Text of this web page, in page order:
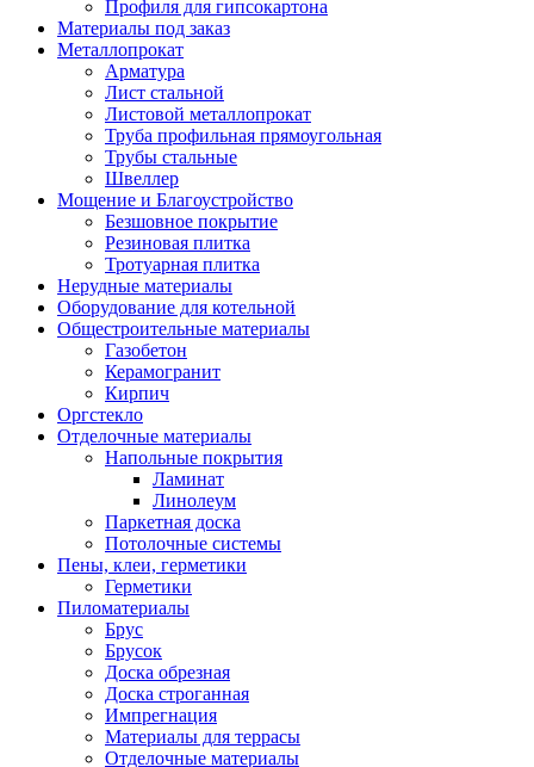
Профиля для гипсокартона
Материалы под заказ
Металлопрокат
Арматура
Лист стальной
Листовой металлопрокат
Труба профильная прямоугольная
Трубы стальные
Швеллер
Мощение и Благоустройство
Безшовное покрытие
Резиновая плитка
Тротуарная плитка
Нерудные материалы
Оборудование для котельной
Общестроительные материалы
Газобетон
Керамогранит
Кирпич
Оргстекло
Отделочные материалы
Напольные покрытия
Ламинат
Линолеум
Паркетная доска
Потолочные системы
Пены, клеи, герметики
Герметики
Пиломатериалы
Брус
Брусок
Доска обрезная
Доска строганная
Импрегнация
Материалы для террасы
Отделочные материалы